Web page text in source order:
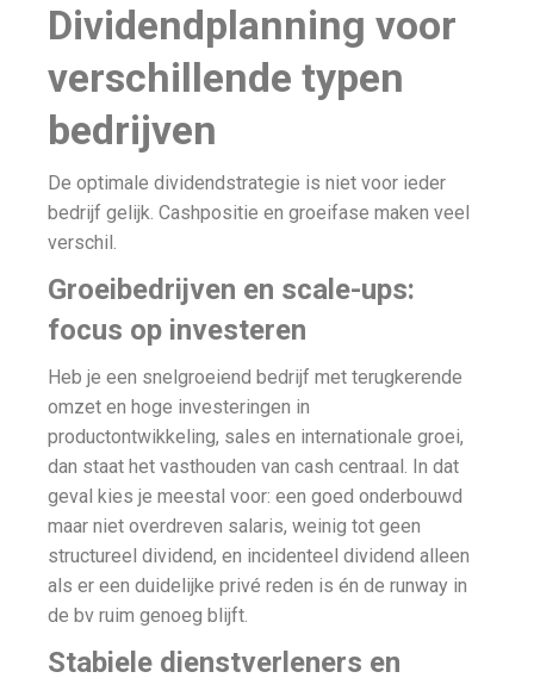
Dividendplanning voor
verschillende typen
bedrijven
De optimale dividendstrategie is niet voor ieder
bedrijf gelijk. Cashpositie en groeifase maken veel
verschil.
Groeibedrijven en scale-ups:
focus op investeren
Heb je een snelgroeiend bedrijf met terugkerende
omzet en hoge investeringen in
productontwikkeling, sales en internationale groei,
dan staat het vasthouden van cash centraal. In dat
geval kies je meestal voor: een goed onderbouwd
maar niet overdreven salaris, weinig tot geen
structureel dividend, en incidenteel dividend alleen
als er een duidelijke privé reden is én de runway in
de bv ruim genoeg blijft.
Stabiele dienstverleners en